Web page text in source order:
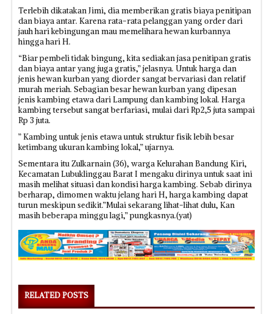
Terlebih dikatakan Jimi, dia memberikan gratis biaya penitipan
dan biaya antar. Karena rata-rata pelanggan yang order dari
jauh hari kebingungan mau memelihara hewan kurbannya
hingga hari H.
“Biar pembeli tidak bingung, kita sediakan jasa penitipan gratis
dan biaya antar yang juga gratis,” jelasnya. Untuk harga dan
jenis hewan kurban yang diorder sangat bervariasi dan relatif
murah meriah. Sebagian besar hewan kurban yang dipesan
jenis kambing etawa dari Lampung dan kambing lokal. Harga
kambing tersebut sangat berfariasi, mulai dari Rp2,5 juta sampai
Rp 3 juta.
” Kambing untuk jenis etawa untuk struktur fisik lebih besar
ketimbang ukuran kambing lokal,” ujarnya.
Sementara itu Zulkarnain (36), warga Kelurahan Bandung Kiri,
Kecamatan Lubuklinggau Barat I mengaku dirinya untuk saat ini
masih melihat situasi dan kondisi harga kambing. Sebab dirinya
berharap, dimomen waktu jelang hari H, harga kambing dapat
turun meskipun sedikit.”Mulai sekarang lihat-lihat dulu, Kan
masih beberapa minggu lagi,” pungkasnya.(yat)
RELATED POSTS